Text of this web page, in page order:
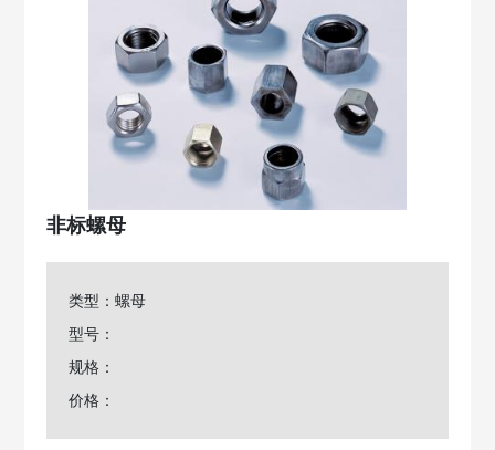
非标螺母
类型：螺母
型号：
规格：
价格：